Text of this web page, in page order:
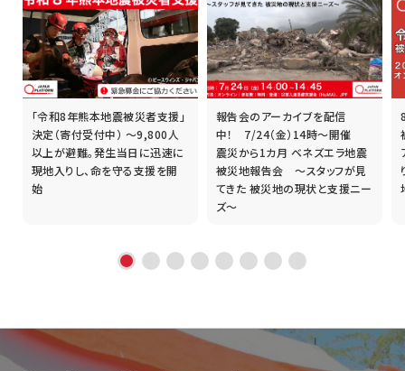
「令和8年熊本地震被災者支援」
決定（寄付受付中） ～9,800人
以上が避難。発生当日に迅速に
現地入りし、命を守る支援を開
始
報告会のアーカイブを配信
中！ 7/24（金）14時～開催
震災から1カ月 ベネズエラ地震
被災地報告会 ～スタッフが見
てきた 被災地の現状と支援ニー
ズ～